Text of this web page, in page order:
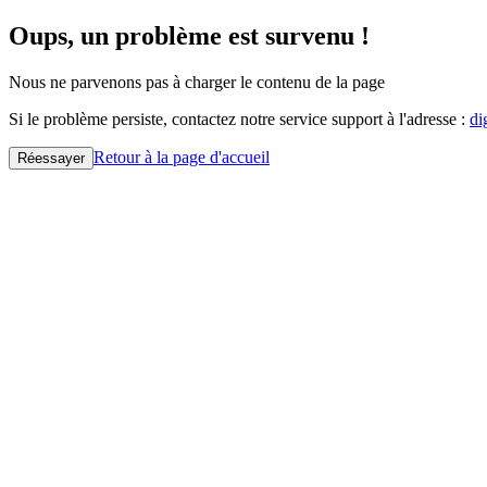
Oups, un problème est survenu !
Nous ne parvenons pas à charger le contenu de la page
Si le problème persiste, contactez notre service support à l'adresse :
Réessayer Retour à la page d'accueil